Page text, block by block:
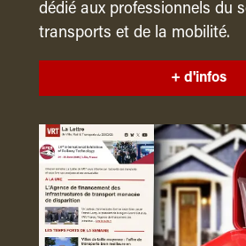
dédié aux professionnels du
transports et de la mobilité.
+ d'infos